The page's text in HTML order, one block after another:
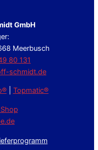
GmbH
Meerbusch
80 131
schmidt.de
Topmatic®